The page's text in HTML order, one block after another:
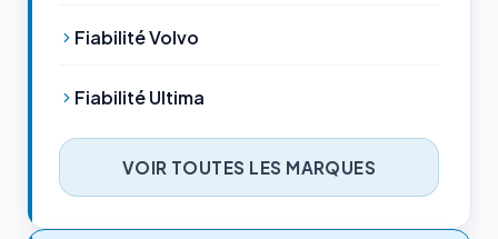
Fiabilité Volvo
Fiabilité Ultima
VOIR TOUTES LES MARQUES